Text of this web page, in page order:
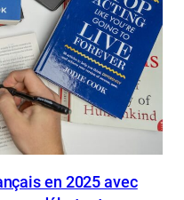
en 2025 avec